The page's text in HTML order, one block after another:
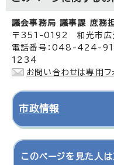
議会事務局 議事課 庶務
〒351-0192 和光市広
電話番号：048-424-
1234
お問い合わせは専用フ
市政情報
このページを見た人